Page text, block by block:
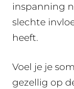
inspanning
slechte
heeft.
Voel je je
gezellig op